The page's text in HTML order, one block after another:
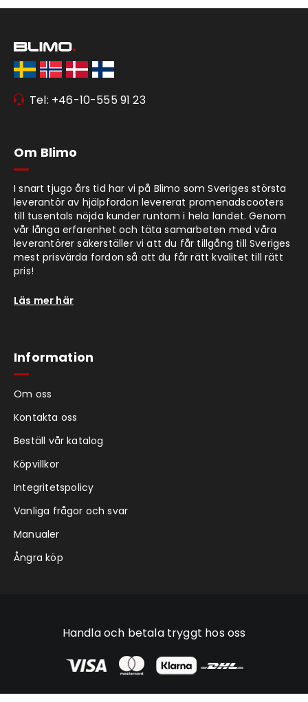
Tel: +46-10-555 91 23
Om Blimo
I snart tjugo års tid har vi på Blimo som Sveriges största
leverantör av hjälpfordon levererat promenadscooters
till tusentals nöjda kunder runtom i hela landet. Genom
vår långa erfarenhet och täta samarbeten med våra
leverantörer säkerställer vi att du får tillgång till Sveriges
mest prisvärda fordon så att du får rätt kvalitet till rätt
pris!
Läs mer här
Information
Om oss
Kontakta oss
Beställ vår katalog
Köpvillkor
Integritetspolicy
Vanliga frågor och svar
Manualer
Ångra köp
Handla och betala tryggt hos oss